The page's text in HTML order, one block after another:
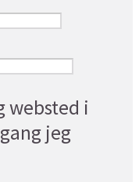
websted i
jeg